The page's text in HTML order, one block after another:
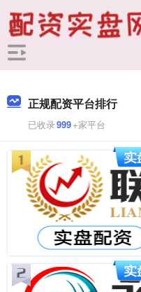
正规配资平台排行
已收录999+家平台